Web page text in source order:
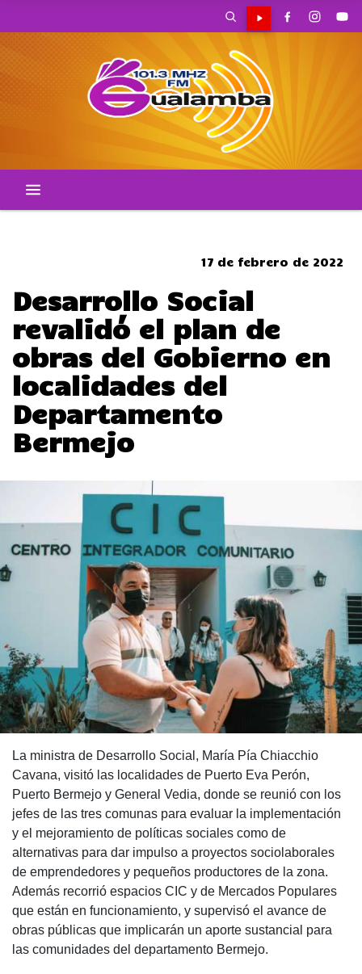
17 de febrero de 2022
Desarrollo Social
revalidó el plan de
obras del Gobierno en
localidades del
Departamento
Bermejo
La ministra de Desarrollo Social, María Pía Chiacchio
Cavana, visitó las localidades de Puerto Eva Perón,
Puerto Bermejo y General Vedia, donde se reunió con los
jefes de las tres comunas para evaluar la implementación
y el mejoramiento de políticas sociales como de
alternativas para dar impulso a proyectos sociolaborales
de emprendedores y pequeños productores de la zona.
Además recorrió espacios CIC y de Mercados Populares
que están en funcionamiento, y supervisó el avance de
obras públicas que implicarán un aporte sustancial para
las comunidades del departamento Bermejo.